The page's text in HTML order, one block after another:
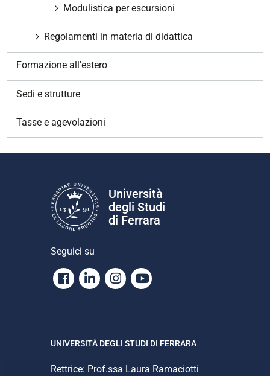
Modulistica per escursioni
Regolamenti in materia di didattica
Formazione all'estero
Sedi e strutture
Tasse e agevolazioni
Università
degli Studi
di Ferrara
Seguici su
Facebook
LinkedinInstagram
Youtube
UNIVERSITÀ DEGLI STUDI DI FERRARA
Rettrice: Prof.ssa Laura Ramaciotti